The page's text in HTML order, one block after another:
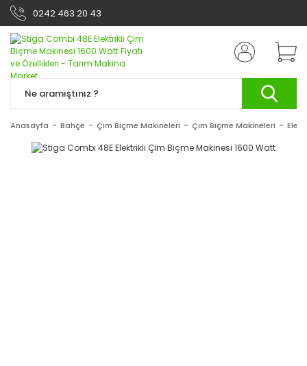
0242 463 20 43
Anasayfa Bahçe Çim Biçme Makineleri Çim Biçme Makineleri